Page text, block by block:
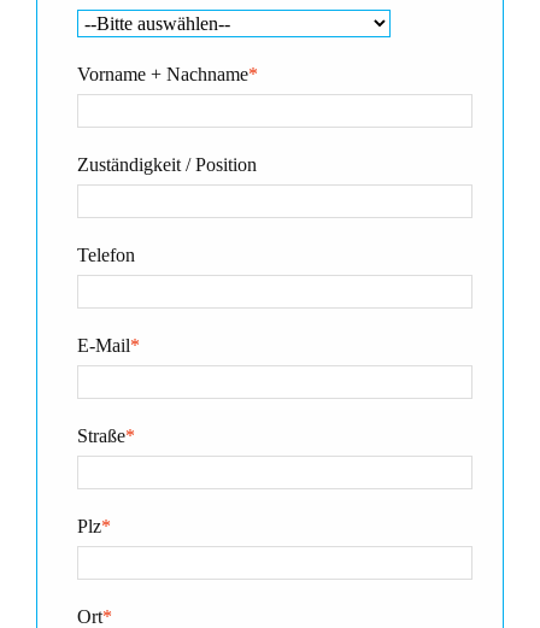
*
Vorname + Nachname
Zuständigkeit / Position
Telefon
*
E-Mail
*
Straße
*
Plz
*
Ort